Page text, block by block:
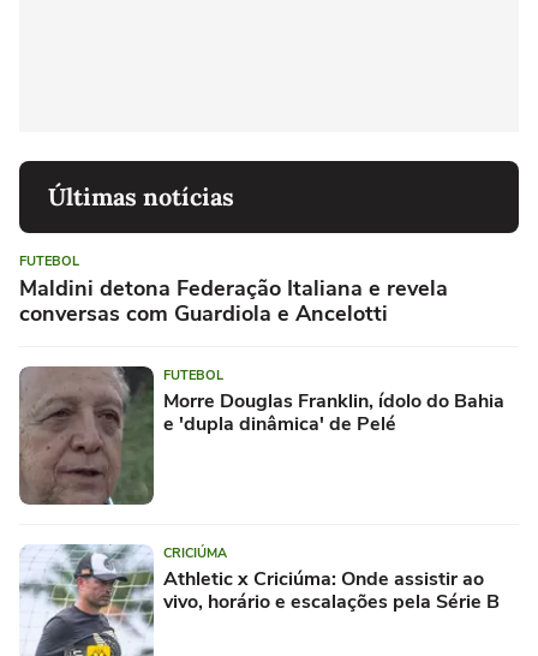
Últimas notícias
FUTEBOL
Maldini detona Federação Italiana e revela
conversas com Guardiola e Ancelotti
FUTEBOL
Morre Douglas Franklin, ídolo do Bahia
e 'dupla dinâmica' de Pelé
CRICIÚMA
Athletic x Criciúma: Onde assistir ao
vivo, horário e escalações pela Série B